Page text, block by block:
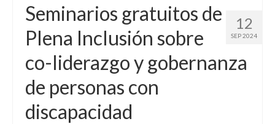
12
SEP 2024
Seminarios gratuitos de
Plena Inclusión sobre
co-liderazgo y gobernanza
de personas con
discapacidad